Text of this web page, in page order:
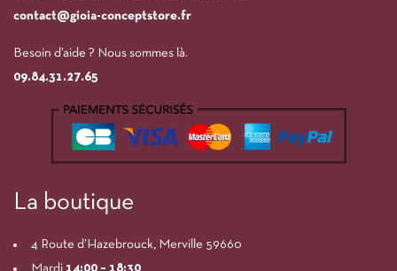
contact@gioia-conceptstore.fr
Besoin d’aide ? Nous sommes là.
09.84.31.27.65
La boutique
4 Route d’Hazebrouck, Merville 59660